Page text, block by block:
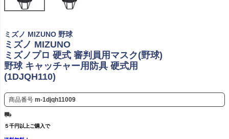
ミズノ MIZUNO 野球
ミズノ MIZUNO
ミズノプロ 硬式 審判員用マスク(野球)
野球 キャッチャー用防具 硬式用
(1DJQH110)
商品番号 m-1djqh11009
５千円以上ご購入で